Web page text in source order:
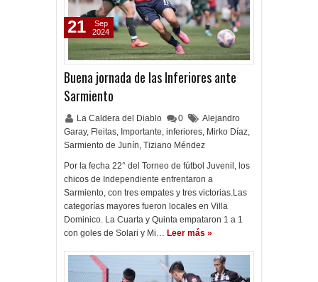
Buena jornada de las Inferiores ante
Sarmiento
La Caldera del Diablo 0
Alejandro
Garay, Fleitas, Importante, inferiores, Mirko Díaz,
Sarmiento de Junín, Tiziano Méndez
Por la fecha 22° del Torneo de fútbol Juvenil, los
chicos de Independiente enfrentaron a
Sarmiento, con tres empates y tres victorias.Las
categorías mayores fueron locales en Villa
Dominico. La Cuarta y Quinta empataron 1 a 1
con goles de Solari y Mi… Leer más »
21
Sep
2024